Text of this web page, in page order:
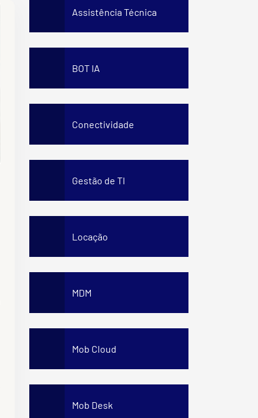
Assistência Técnica
BOT IA
Conectividade
Gestão de TI
Locação
MDM
Mob Cloud
Mob Desk